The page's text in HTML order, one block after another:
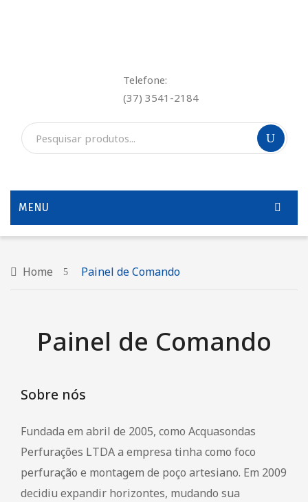
Telefone:
(37) 3541-2184
MENU
QUEM SOMOS
Caminhão Munck
PRODUTOS
Motobombas Schneider e Leão
FALE CONOSCO
Home Painel de Comando
Painel de Comando
Sobre nós
Fundada em abril de 2005, como Acquasondas
Perfurações LTDA a empresa tinha como foco
perfuração e montagem de poço artesiano. Em 2009
decidiu expandir horizontes, mudando sua